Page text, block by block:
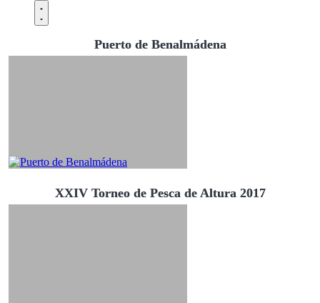
Puerto de Benalmádena
XXIV Torneo de Pesca de Altura 2017